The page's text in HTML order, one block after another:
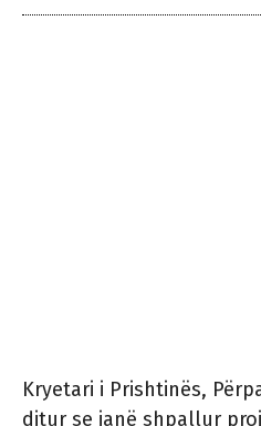
Kryetari i Prishtinës,
ditur se janë shpallur